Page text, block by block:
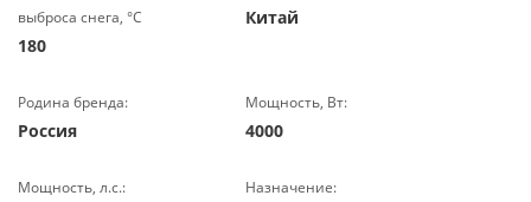
выброса снега, °С
180
Китай
Родина бренда:
Россия
Мощность, Вт:
4000
Мощность, л.с.: Назначение: